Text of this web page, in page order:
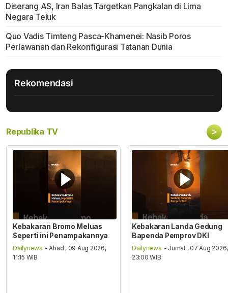
Diserang AS, Iran Balas Targetkan Pangkalan di Lima
Negara Teluk
Quo Vadis Timteng Pasca-Khamenei: Nasib Poros
Perlawanan dan Rekonfigurasi Tatanan Dunia
Rekomendasi
Republika TV >
Kebakaran Bromo Meluas
Seperti ini Penampakannya
Dailynews - Ahad , 09 Aug 2026,
11:15 WIB
Kebakaran Landa Gedung
Bapenda Pemprov DKI
Dailynews - Jumat , 07 Aug 2026,
23:00 WIB